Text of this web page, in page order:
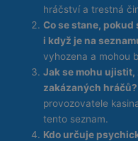
hráčství a trestná
Co se stane,
i když je na
vyhozena a mohou
Jak se mohu ujistit,
zakázaných hráčů?
provozovatele
tento seznam.
Kdo určuje